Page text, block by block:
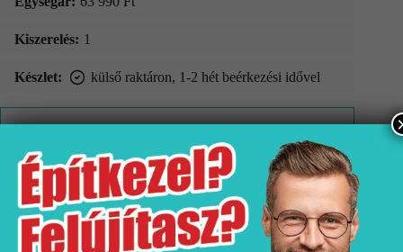
Kiszerelés: 1
Készlet: külső raktáron, 1-2 hét beérkezési idővel
Kosárba teszem
Végösszeg: 63990 Ft
A feltüntetett árak az ÁFA értékét tartalmazzák.